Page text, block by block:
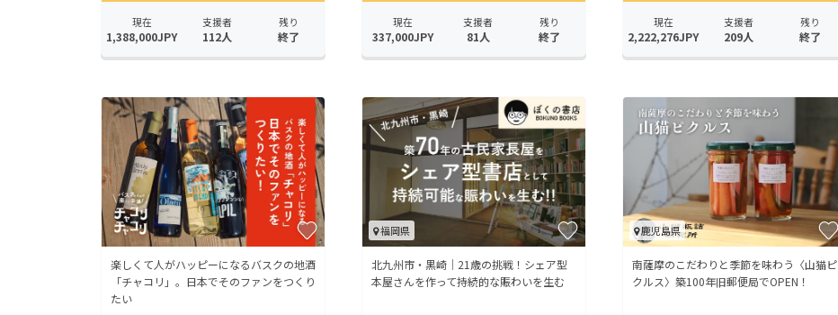
現在
1,388,000JPY
支援者
112人
残り
終了
現在
337,000JPY
支援者
81人
残り
終了
現在
2,222,276JPY
支援者
209人
残り
終了
楽しくて人がハッピーになるバスクの地酒
「チャコリ」。日本でそのファンをつくり
たい
福岡県
北九州市・黒崎｜21歳の挑戦！シェア型
本屋さんを作って持続的な賑わいを生む
鹿児島県
南薩摩のこだわりと季節を味わう〈山猫ピ
クルス〉築100年旧郵便局でOPEN！